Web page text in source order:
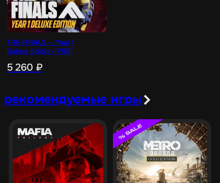
THE FINALS — Year 1
Deluxe Edition [PS5]
5 260 ₽
рекомендуемые игры